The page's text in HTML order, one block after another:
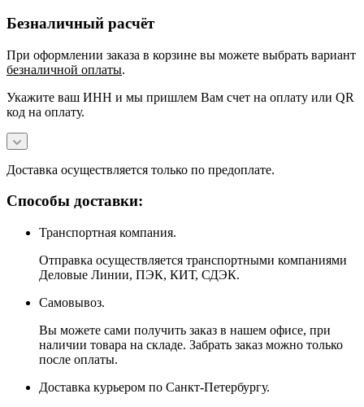
Безналичный расчёт
При оформлении заказа в корзине вы можете выбрать вариант
безналичной оплаты.
Укажите ваш ИНН и мы пришлем Вам счет на оплату или QR
код на оплату.
Доставка осуществляется только по предоплате.
Способы доставки:
Транспортная компания.
Отправка осуществляется транспортными компаниями
Деловые Линии, ПЭК, КИТ, СДЭК.
Самовывоз.
Вы можете сами получить заказ в нашем офисе, при
наличии товара на складе. Забрать заказ можно только
после оплаты.
Доставка курьером по Санкт-Петербургу.